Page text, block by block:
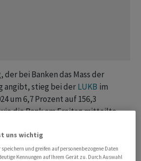
der bei Banken das Mass der
angibt, stieg bei der LUKB im
um 6,7 Prozent auf 156,3
die Bank am Freitag mitteilte.
legte im Jahresvergleich um 13,1
zu.
uns wichtig
und greifen auf personenbezogene Daten
Kennungen auf Ihrem Gerät zu. Durch Auswahl